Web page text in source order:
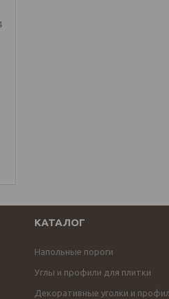
КАТАЛОГ
Напольные пороги
Углы и профили для плитки
Декоративные уголки и